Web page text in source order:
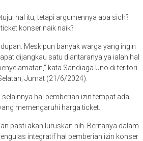
hal itu, tetapi argumennya apa sich?
konser naik naik?
Meskipun banyak warga yang ingin
dijangkau satu diantaranya ya ialah hal
kata Sandiaga Uno di teritori
Jumat (21/6/2024).
hal pemberian izin tempat ada
memengaruhi harga ticket.
pasti akan luruskan nih. Beritanya dalam
integratif hal pemberian izin konser